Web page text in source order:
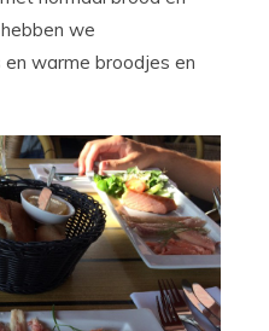
we
warme broodjes en